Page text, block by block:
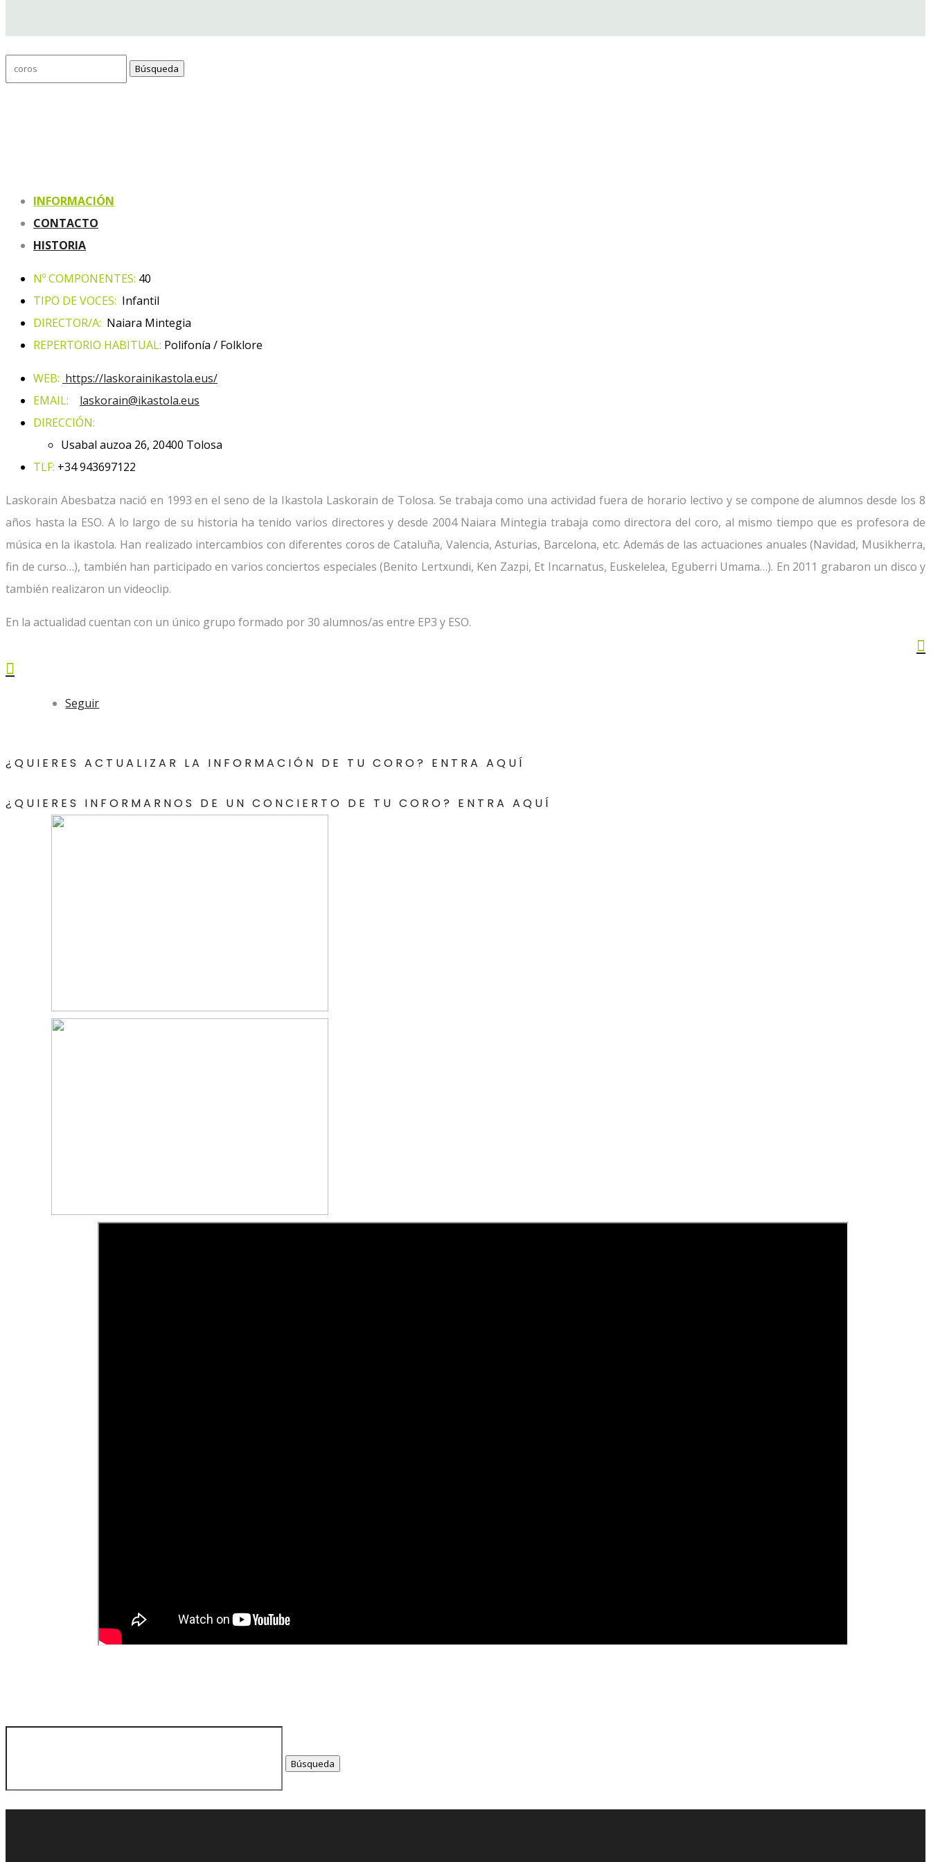
Buscar:
INFORMACIÓN
CONTACTO
HISTORIA
Nº COMPONENTES: 40
TIPO DE VOCES: Infantil
DIRECTOR/A: Naiara Mintegia
REPERTORIO HABITUAL: Polifonía / Folklore
WEB: https://laskorainikastola.eus/
EMAIL: laskorain@ikastola.eus
DIRECCIÓN:
Usabal auzoa 26, 20400 Tolosa
TLF: +34 943697122
Laskorain Abesbatza nació en 1993 en el seno de la Ikastola Laskorain de Tolosa. Se trabaja como una actividad fuera de horario lectivo y se compone de alumnos desde los 8
años hasta la ESO. A lo largo de su historia ha tenido varios directores y desde 2004 Naiara Mintegia trabaja como directora del coro, al mismo tiempo que es profesora de
música en la ikastola. Han realizado intercambios con diferentes coros de Cataluña, Valencia, Asturias, Barcelona, etc. Además de las actuaciones anuales (Navidad, Musikherra,
fin de curso…), también han participado en varios conciertos especiales (Benito Lertxundi, Ken Zazpi, Et Incarnatus, Euskelelea, Eguberri Umama…). En 2011 grabaron un disco y
también realizaron un videoclip.
En la actualidad cuentan con un único grupo formado por 30 alumnos/as entre EP3 y ESO.


Seguir
¿QUIERES ACTUALIZAR LA INFORMACIÓN DE TU CORO? ENTRA AQUÍ
¿QUIERES INFORMARNOS DE UN CONCIERTO DE TU CORO? ENTRA AQUÍ